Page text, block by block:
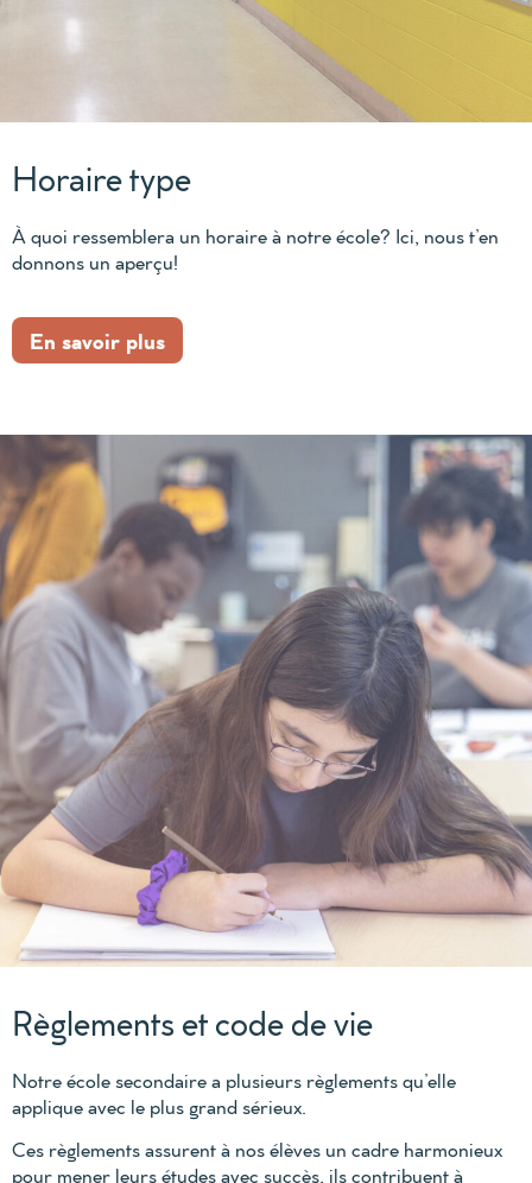
Horaire type
À quoi ressemblera un horaire à notre école? Ici, nous t’en
donnons un aperçu!
En savoir plus
Règlements et code de vie
Notre école secondaire a plusieurs règlements qu’elle
applique avec le plus grand sérieux.
Ces règlements assurent à nos élèves un cadre harmonieux
pour mener leurs études avec succès, ils contribuent à